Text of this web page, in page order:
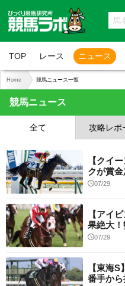
TOP レース ニュース
Home 競馬ニュース一覧
競馬ニュース
全て 攻略レポ
【クイ
クが賞
07/29
【アイ
果絶大
07/29
【東海
番手から